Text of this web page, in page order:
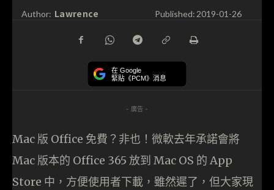
Author: Lawrence Published:2019-01-26
在 Google
緊貼《PCM》消息
- 廣告 -
Mac 版 Office 免費？非也！微軟去年承諾會將
Mac 版本的 Office 365 放到 Mac OS 的 App
Store 中，方便使用者下載，雖然遲了，但大家現